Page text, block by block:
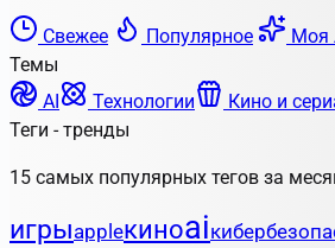
Свежее Популярное Моя
Темы
AI
Технологии Кино и
Теги - тренды
15 самых популярных тегов за
игрыappleкиноai